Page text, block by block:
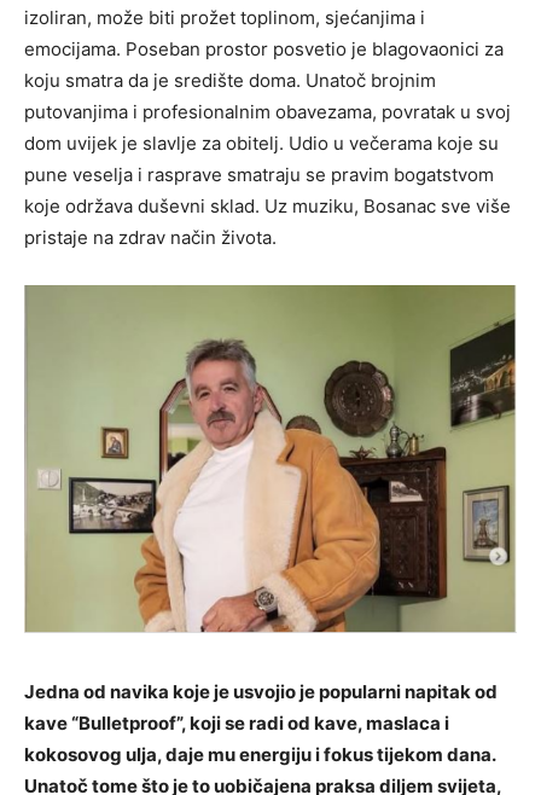
izoliran, može biti prožet toplinom, sjećanjima i
emocijama. Poseban prostor posvetio je blagovaonici za
koju smatra da je središte doma. Unatoč brojnim
putovanjima i profesionalnim obavezama, povratak u svoj
dom uvijek je slavlje za obitelj. Udio u večerama koje su
pune veselja i rasprave smatraju se pravim bogatstvom
koje održava duševni sklad. Uz muziku, Bosanac sve više
pristaje na zdrav način života.
Jedna od navika koje je usvojio je popularni napitak od
kave “Bulletproof”, koji se radi od kave, maslaca i
kokosovog ulja, daje mu energiju i fokus tijekom dana.
Unatoč tome što je to uobičajena praksa diljem svijeta,